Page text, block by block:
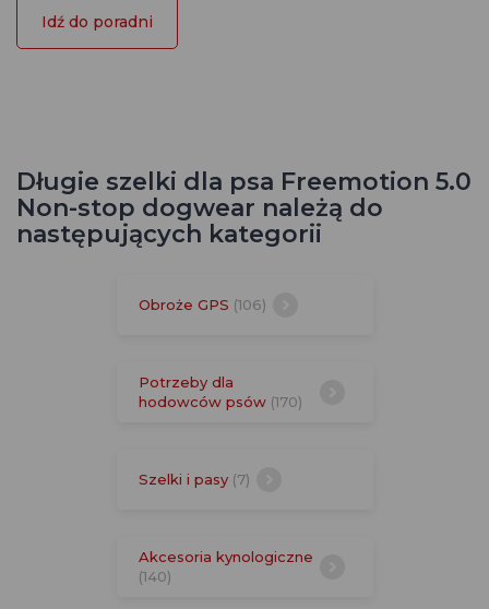
Idź do poradni
Długie szelki dla psa Freemotion 5.0
Non-stop dogwear należą do
następujących kategorii
Obroże GPS (106)
Potrzeby dla
hodowców psów (170)
Szelki i pasy (7)
Akcesoria kynologiczne
(140)